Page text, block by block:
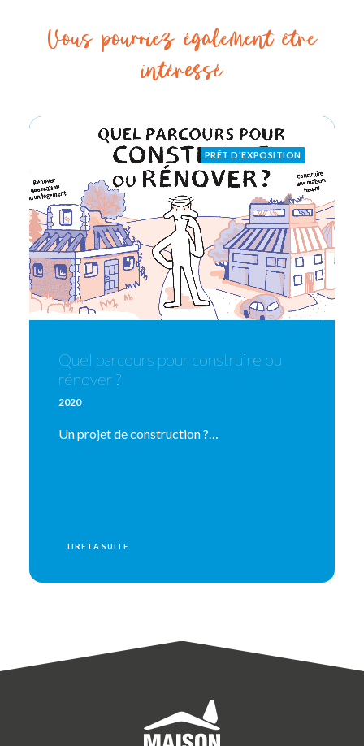
Vous pourriez également être
intéressé
PRÊT D'EXPOSITION
Quel parcours pour construire ou
rénover ?
2020
Un projet de construction ?…
LIRE LA SUITE